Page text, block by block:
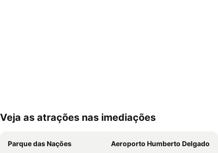
Ampliar mapa
Veja as atrações nas imediações
Parque das Nações
Aeroporto Humberto Delgado